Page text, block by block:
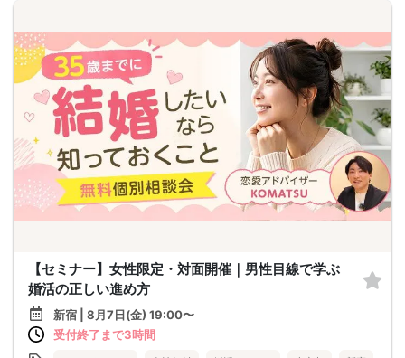
【セミナー】女性限定・対面開催｜男性目線で学ぶ
婚活の正しい進め方
新宿 | 8月7日(金) 19:00〜
受付終了まで3時間